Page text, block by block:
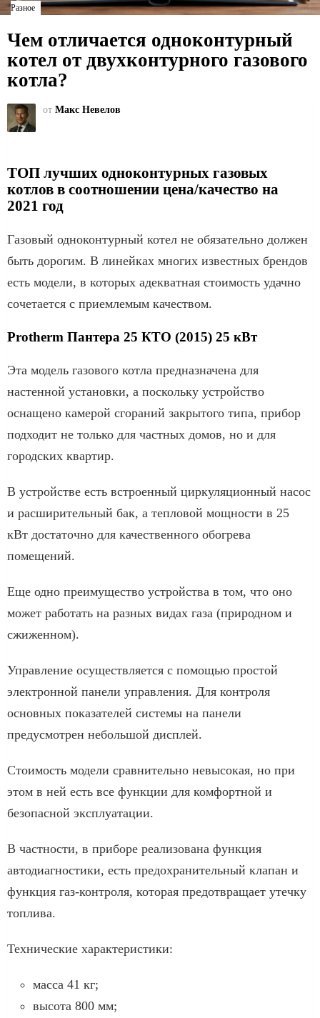
Разное
Чем отличается одноконтурный
котел от двухконтурного газового
котла?
от Макс Невелов
ТОП лучших одноконтурных газовых
котлов в соотношении цена/качество на
2021 год
Газовый одноконтурный котел не обязательно должен
быть дорогим. В линейках многих известных брендов
есть модели, в которых адекватная стоимость удачно
сочетается с приемлемым качеством.
Protherm Пантера 25 КТО (2015) 25 кВт
Эта модель газового котла предназначена для
настенной установки, а поскольку устройство
оснащено камерой сгораний закрытого типа, прибор
подходит не только для частных домов, но и для
городских квартир.
В устройстве есть встроенный циркуляционный насос
и расширительный бак, а тепловой мощности в 25
кВт достаточно для качественного обогрева
помещений.
Еще одно преимущество устройства в том, что оно
может работать на разных видах газа (природном и
сжиженном).
Управление осуществляется с помощью простой
электронной панели управления. Для контроля
основных показателей системы на панели
предусмотрен небольшой дисплей.
Стоимость модели сравнительно невысокая, но при
этом в ней есть все функции для комфортной и
безопасной эксплуатации.
В частности, в приборе реализована функция
автодиагностики, есть предохранительный клапан и
функция газ-контроля, которая предотвращает утечку
топлива.
Технические характеристики:
масса 41 кг;
высота 800 мм;